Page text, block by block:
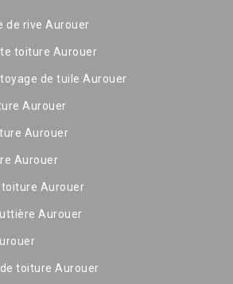
de rive Aurouer
toiture Aurouer
de tuile Aurouer
Aurouer
Aurouer
Aurouer
Aurouer
Aurouer
toiture Aurouer